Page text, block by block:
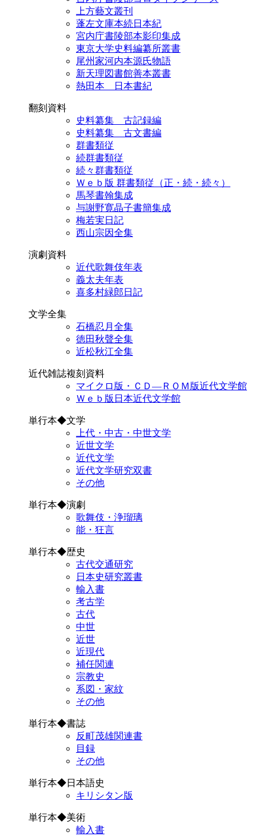
上方藝文叢刊
蓬左文庫本続日本紀
宮内庁書陵部本影印集成
東京大学史料編纂所叢書
尾州家河内本源氏物語
新天理図書館善本叢書
熱田本 日本書紀
翻刻資料
史料纂集 古記録編
史料纂集 古文書編
群書類従
続群書類従
続々群書類従
Ｗｅｂ版 群書類従（正・続・続々）
馬琴書翰集成
与謝野寛晶子書簡集成
梅若実日記
西山宗因全集
演劇資料
近代歌舞伎年表
義太夫年表
喜多村緑郎日記
文学全集
石橋忍月全集
徳田秋聲全集
近松秋江全集
近代雑誌複刻資料
マイクロ版・ＣＤ―ＲＯＭ版近代文学館
Ｗｅｂ版日本近代文学館
単行本◆文学
上代・中古・中世文学
近世文学
近代文学
近代文学研究双書
その他
単行本◆演劇
歌舞伎・浄瑠璃
能・狂言
単行本◆歴史
古代交通研究
日本史研究叢書
輸入書
考古学
古代
中世
近世
近現代
補任関連
宗教史
系図・家紋
その他
単行本◆書誌
反町茂雄関連書
目録
その他
単行本◆日本語史
キリシタン版
単行本◆美術
輸入書